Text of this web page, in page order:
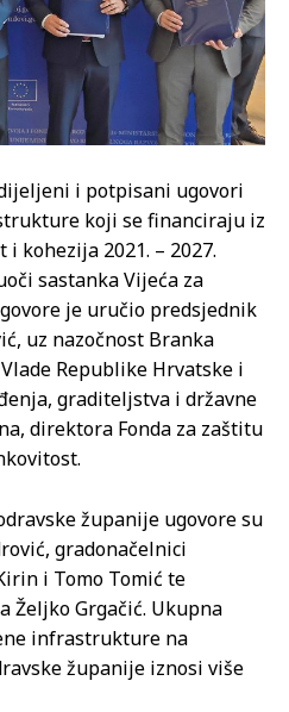
i potpisani ugovori
koji se financiraju iz
kohezija 2021. – 2027.
sastanka Vijeća za
je uručio predsjednik
uz nazočnost Branka
Republike Hrvatske i
graditeljstva i državne
direktora Fonda za zaštitu
županije ugovore su
gradonačelnici
i Tomo Tomić te
Željko Grgačić. Ukupna
infrastrukture na
županije iznosi više